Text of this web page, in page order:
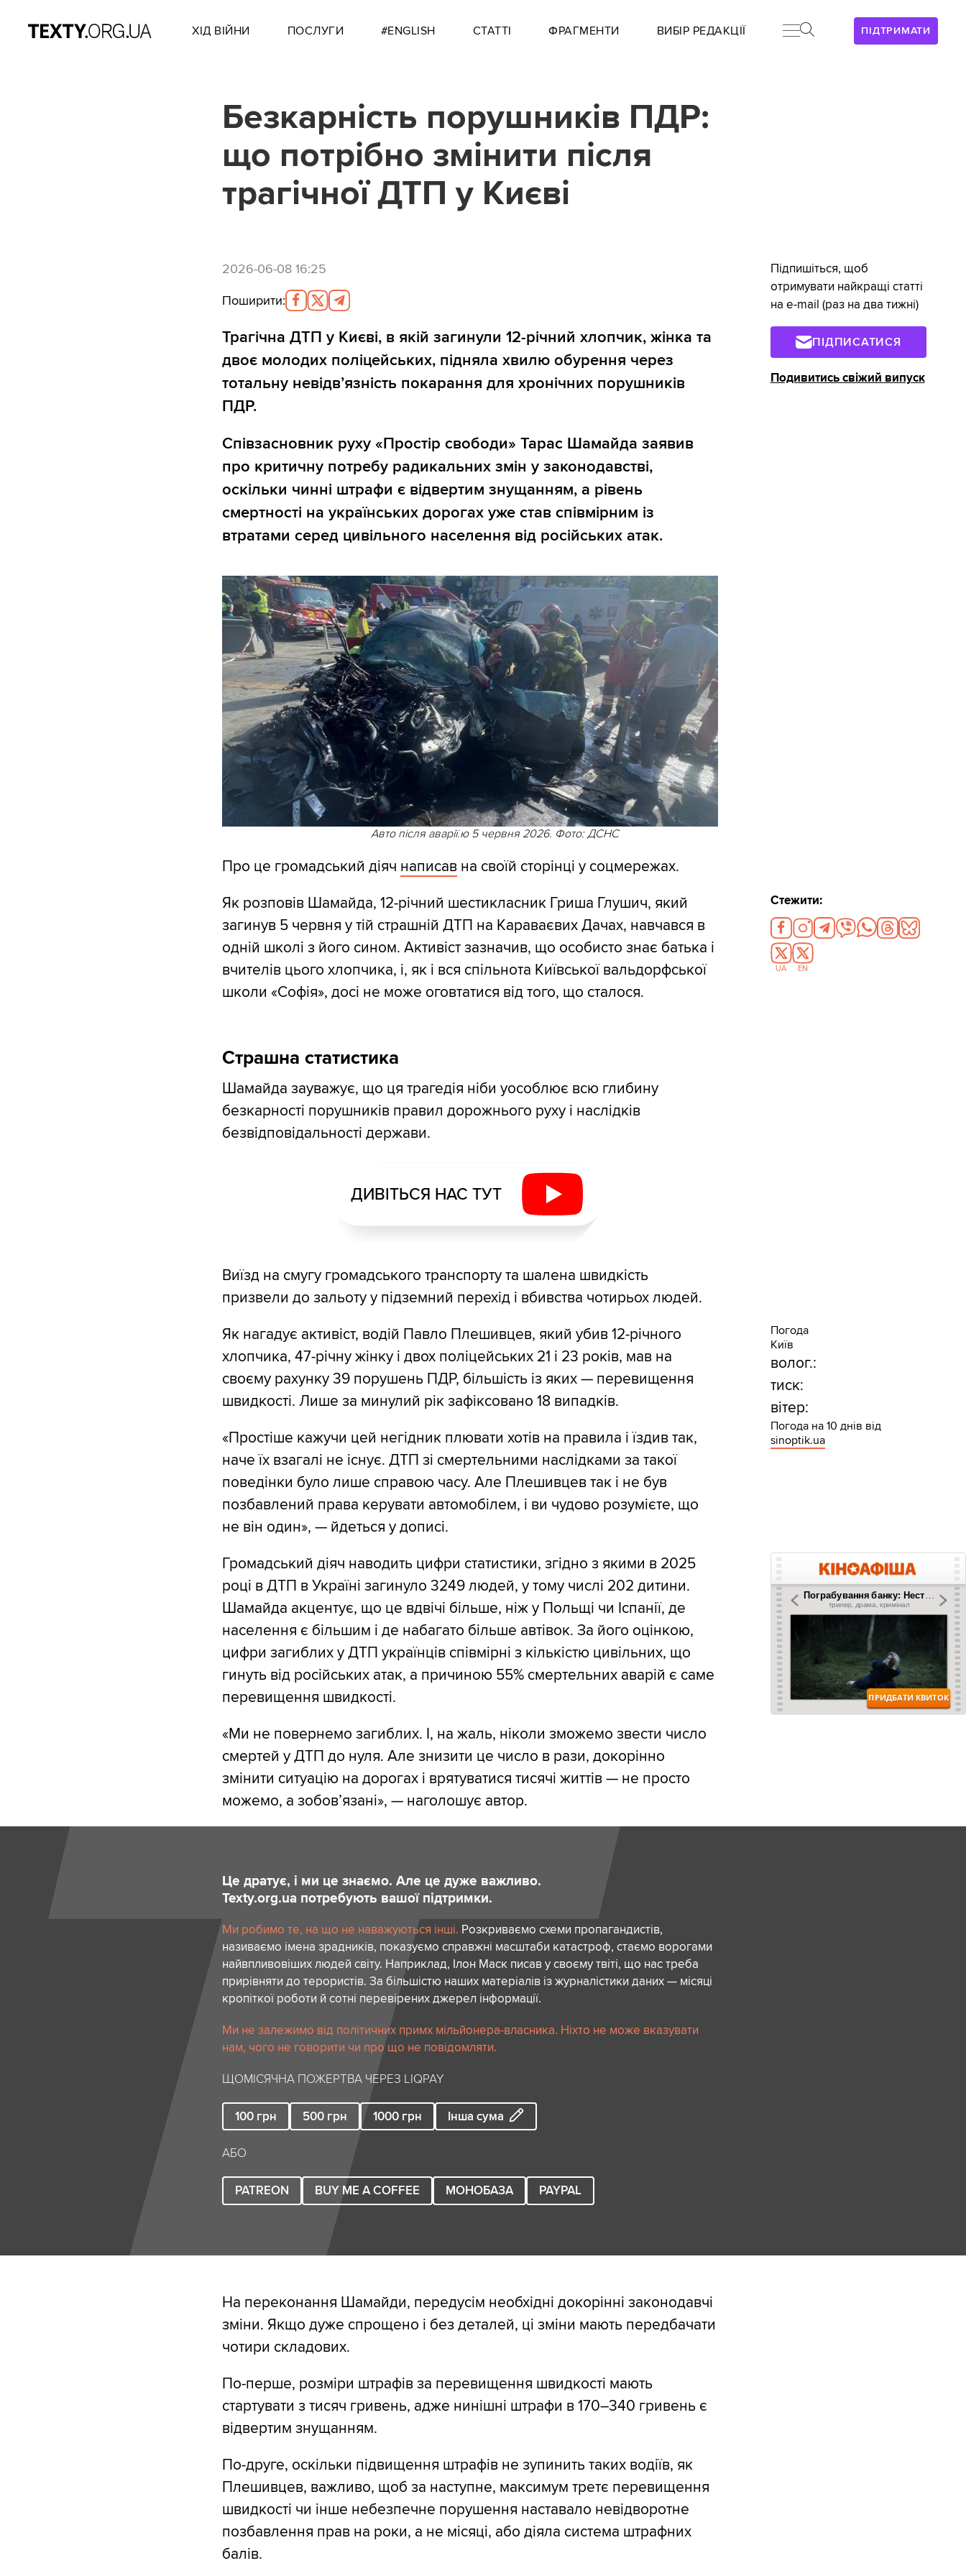
ПІДТРИМАТИ
ХІД ВІЙНИ ПОСЛУГИ #ENGLISH СТАТТІ ФРАГМЕНТИ ВИБІР РЕДАКЦІЇ
Безкарність порушників ПДР:
що потрібно змінити після
трагічної ДТП у Києві
2026-06-08 16:25
Поширити:
Трагічна ДТП у Києві, в якій загинули 12-річний хлопчик, жінка та
двоє молодих поліцейських, підняла хвилю обурення через
тотальну невідв’язність покарання для хронічних порушників
ПДР.
Співзасновник руху «Простір свободи» Тарас Шамайда заявив
про критичну потребу радикальних змін у законодавстві,
оскільки чинні штрафи є відвертим знущанням, а рівень
смертності на українських дорогах уже став співмірним із
втратами серед цивільного населення від російських атак.
Авто після аварії.ю 5 червня 2026. Фото: ДСНС
Про це громадський діяч написавна своїй сторінці у соцмережах.
Як розповів Шамайда, 12-річний шестикласник Гриша Глушич, який
загинув 5 червня у тій страшній ДТП на Караваєвих Дачах, навчався в
одній школі з його сином. Активіст зазначив, що особисто знає батька і
вчителів цього хлопчика, і, як і вся спільнота Київської вальдорфської
школи «Софія», досі не може оговтатися від того, що сталося.
Страшна статистика
Шамайда зауважує, що ця трагедія ніби уособлює всю глибину
безкарності порушників правил дорожнього руху і наслідків
безвідповідальності держави.
ДИВІТЬСЯ НАС ТУТ
Виїзд на смугу громадського транспорту та шалена швидкість
призвели до зальоту у підземний перехід і вбивства чотирьох людей.
Як нагадує активіст, водій Павло Плешивцев, який убив 12-річного
хлопчика, 47-річну жінку і двох поліцейських 21 і 23 років, мав на
своєму рахунку 39 порушень ПДР, більшість із яких — перевищення
швидкості. Лише за минулий рік зафіксовано 18 випадків.
«Простіше кажучи цей негідник плювати хотів на правила і їздив так,
наче їх взагалі не існує. ДТП зі смертельними наслідками за такої
поведінки було лише справою часу. Але Плешивцев так і не був
позбавлений права керувати автомобілем, і ви чудово розумієте, що
не він один», — йдеться у дописі.
Громадський діяч наводить цифри статистики, згідно з якими в 2025
році в ДТП в Україні загинуло 3249 людей, у тому числі 202 дитини.
Шамайда акцентує, що це вдвічі більше, ніж у Польщі чи Іспанії, де
населення є більшим і де набагато більше автівок. За його оцінкою,
цифри загиблих у ДТП українців співмірні з кількістю цивільних, що
гинуть від російських атак, а причиною 55% смертельних аварій є саме
перевищення швидкості.
«Ми не повернемо загиблих. І, на жаль, ніколи зможемо звести число
смертей у ДТП до нуля. Але знизити це число в рази, докорінно
змінити ситуацію на дорогах і врятуватися тисячі життів — не просто
можемо, а зобов’язані», — наголошує автор.
Це дратує, і ми це знаємо. Але це дуже важливо.
Texty.org.ua потребують вашої підтримки.
Ми робимо те, на що не наважуються інші. Розкриваємо схеми пропагандистів,
називаємо імена зрадників, показуємо справжні масштаби катастроф, стаємо ворогами
найвпливовіших людей світу. Наприклад, Ілон Маск писав у своєму твіті, що нас треба
прирівняти до терористів. За більшістю наших матеріалів із журналістики даних — місяці
кропіткої роботи й сотні перевірених джерел інформації.
Ми не залежимо від політичних примх мільйонера-власника. Ніхто не може вказувати
нам, чого не говорити чи про що не повідомляти.
ЩОМІСЯЧНА ПОЖЕРТВА ЧЕРЕЗ LIQPAY
100 грн 500 грн 1000 грн Інша сума
АБО
PATREON BUY ME A COFFEE МОНОБАЗА PAYPAL
На переконання Шамайди, передусім необхідні докорінні законодавчі
зміни. Якщо дуже спрощено і без деталей, ці зміни мають передбачати
чотири складових.
По-перше, розміри штрафів за перевищення швидкості мають
стартувати з тисяч гривень, адже нинішні штрафи в 170–340 гривень є
відвертим знущанням.
По-друге, оскільки підвищення штрафів не зупинить таких водіїв, як
Плешивцев, важливо, щоб за наступне, максимум третє перевищення
швидкості чи інше небезпечне порушення наставало невідворотне
позбавлення прав на роки, а не місяці, або діяла система штрафних
балів.
Підпишіться, щоб
отримувати найкращі статті
на e-mail (раз на два тижні)
ПІДПИСАТИСЯ
Подивитись свіжий випуск
Стежити:
UA EN
Погода
Київ
волог.:
тиск:
вітер:
Погода на 10 днів від
sinoptik.ua